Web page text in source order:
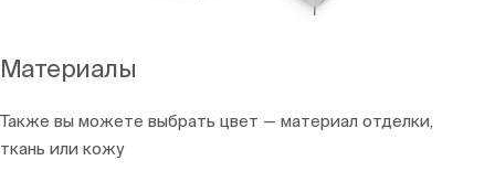
Материалы
Также вы можете выбрать цвет — материал отделки,
ткань или кожу